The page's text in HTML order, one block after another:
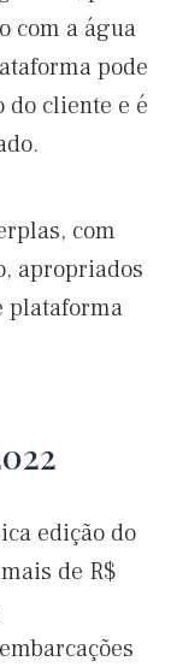
com a água
pode
do cliente e é
com
apropriados
plataforma
edição do
de R$